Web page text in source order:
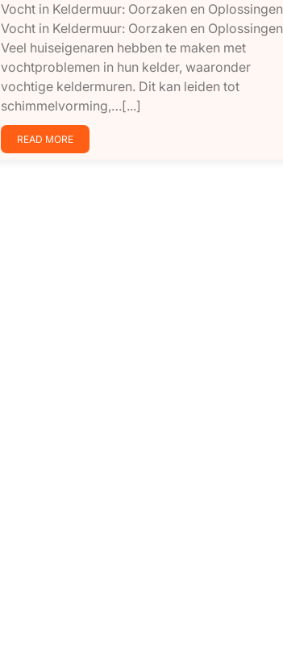
Vocht in Keldermuur: Oorzaken en Oplossingen
Vocht in Keldermuur: Oorzaken en Oplossingen
Veel huiseigenaren hebben te maken met
vochtproblemen in hun kelder, waaronder
vochtige keldermuren. Dit kan leiden tot
schimmelvorming,…[...]
READ MORE